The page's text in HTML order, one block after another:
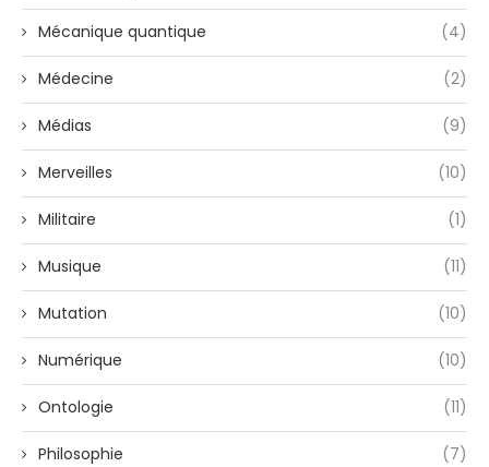
Mécanique quantique (4)
Médecine (2)
Médias (9)
Merveilles (10)
Militaire (1)
Musique (11)
Mutation (10)
Numérique (10)
Ontologie (11)
Philosophie (7)